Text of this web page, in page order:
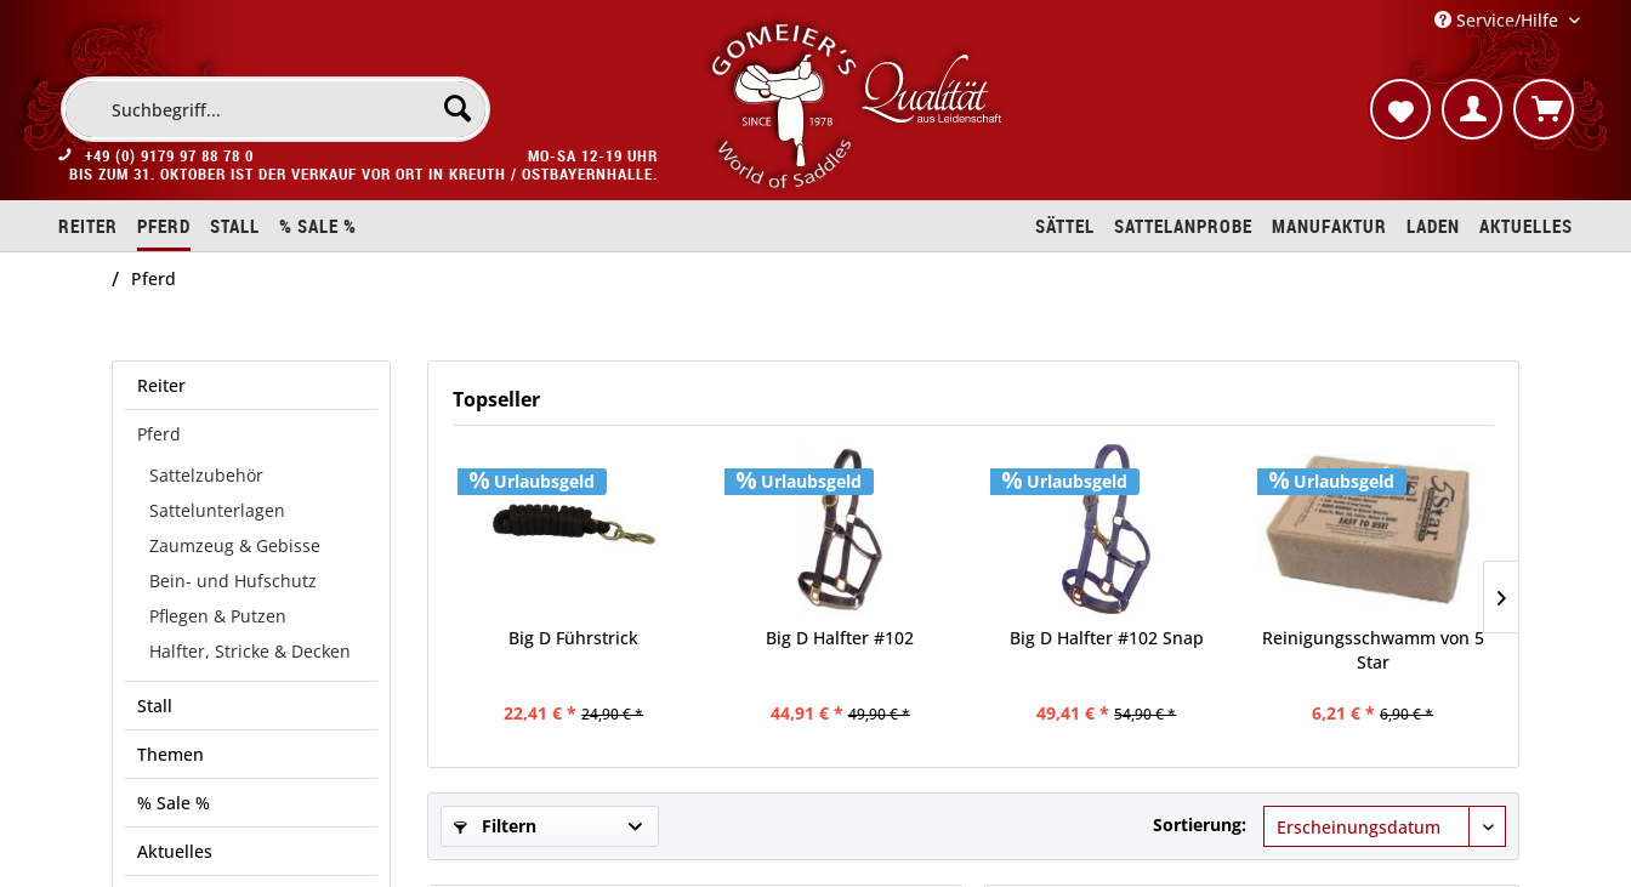
Service/Hilfe
+49 (0) 9179 97 88 78 0
MO-SA 12-19 UHR
BIS ZUM 31. OKTOBER IST DER VERKAUF VOR ORT IN KREUTH / OSTBAYERNHALLE.
REITER PFERD STALL % SALE % AKTUELLES
LADEN
MANUFAKTUR
SATTELANPROBE
SÄTTEL
/ Pferd
Reiter
Pferd
Sattelzubehör
Sattelunterlagen
Zaumzeug & Gebisse
Bein- und Hufschutz
Pflegen & Putzen
Halfter, Stricke & Decken
Stall
Themen
% Sale %
Aktuelles
Topseller
Urlaubsgeld
Big D Führstrick
22,41 € * 24,90 € *
Urlaubsgeld
Big D Halfter #102
44,91 € * 49,90 € *
Urlaubsgeld
Big D Halfter #102 Snap
49,41 € * 54,90 € *
Urlaubsgeld
Reinigungsschwamm von 5
Star
6,21 € * 6,90 € *
Filtern Sortierung: